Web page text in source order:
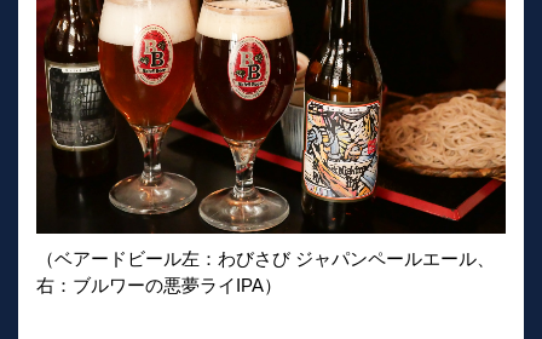
（ベアードビール左：わびさび ジャパンペールエール、
右：ブルワーの悪夢ライIPA）